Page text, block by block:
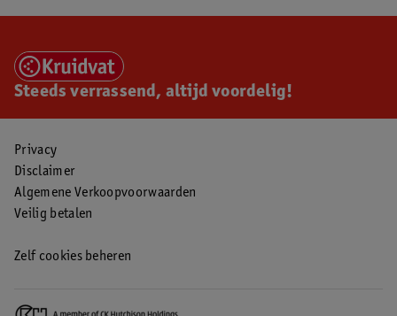
Steeds verrassend, altijd voordelig!
Privacy
Disclaimer
Algemene Verkoopvoorwaarden
Veilig betalen
Zelf cookies beheren